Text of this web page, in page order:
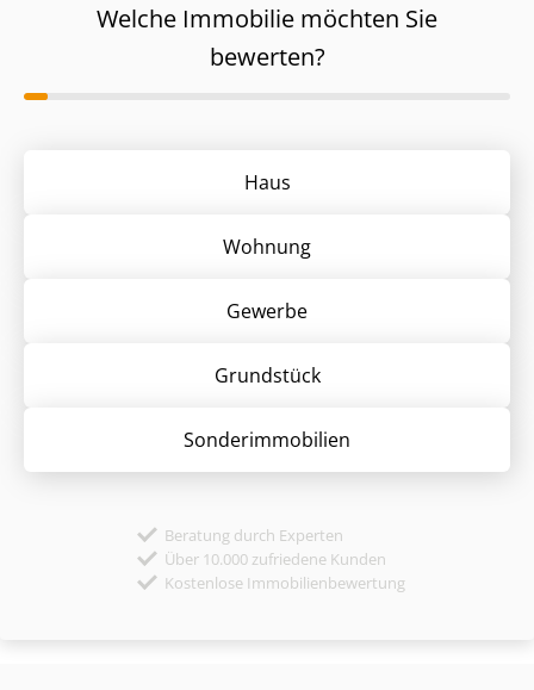
Welche Immobilie möchten Sie
bewerten?
Haus
Wohnung
Gewerbe
Grund­stück
Sonder­immobilien
Beratung durch Experten
Über 10.000 zufriedene Kunden
Kostenlose Immobilienbewertung